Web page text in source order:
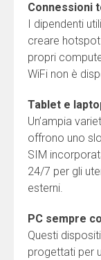
Connessioni
I dipendenti
creare
propri
WiFi non è
Tablet e
Un’ampia
offrono uno
SIM
24/7 per gli
esterni.
PC sempre
Questi
progettati per